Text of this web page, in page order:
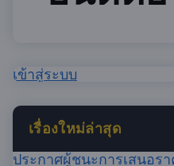
เข้าสู่ระบบ
เรื่องใหม่ล่าสุด
ประกาศผู้ชนะการเสนอร